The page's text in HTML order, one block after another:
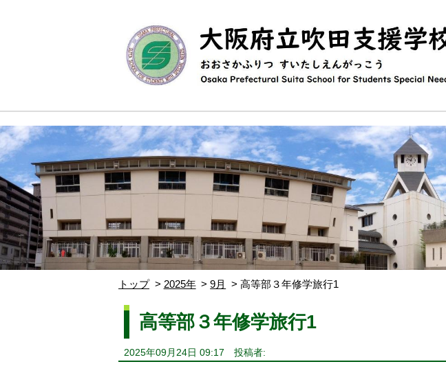
トップ 2025年 9月 高等部３年修学旅行1
高等部３年修学旅行1
2025年09月24日 09:17 投稿者: